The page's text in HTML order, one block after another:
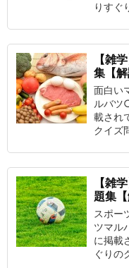
りすぐ
【雑
集【解
面白い
ルバツ
載され
クイズ
【雑
題集【
スポー
ツマル
に掲載
ぐりの